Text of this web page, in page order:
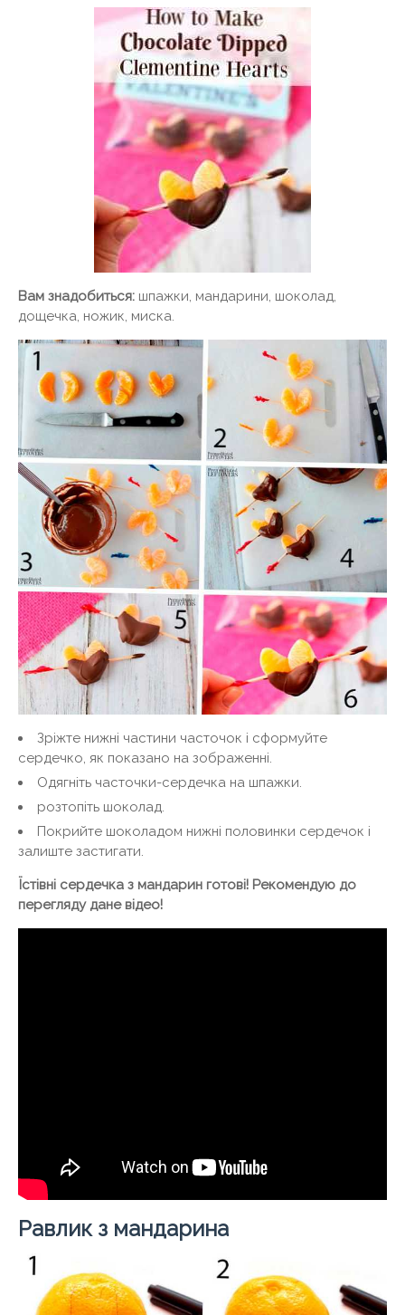
Вам знадобиться: шпажки, мандарини, шоколад,
дощечка, ножик, миска.
Зріжте нижні частини часточок і сформуйте
сердечко, як показано на зображенні.
Одягніть часточки-сердечка на шпажки.
розтопіть шоколад.
Покрийте шоколадом нижні половинки сердечок і
залиште застигати.
Їстівні сердечка з мандарин готові! Рекомендую до
перегляду дане відео!
Равлик з мандарина